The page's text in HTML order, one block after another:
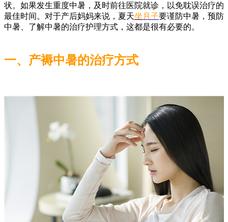
状。如果发生重度中暑，及时前往医院就诊，以免耽误治疗的
最佳时间。对于产后妈妈来说，夏天坐月子要谨防中暑，预防
中暑、了解中暑的治疗护理方式，这都是很有必要的。
一、产褥中暑的治疗方式